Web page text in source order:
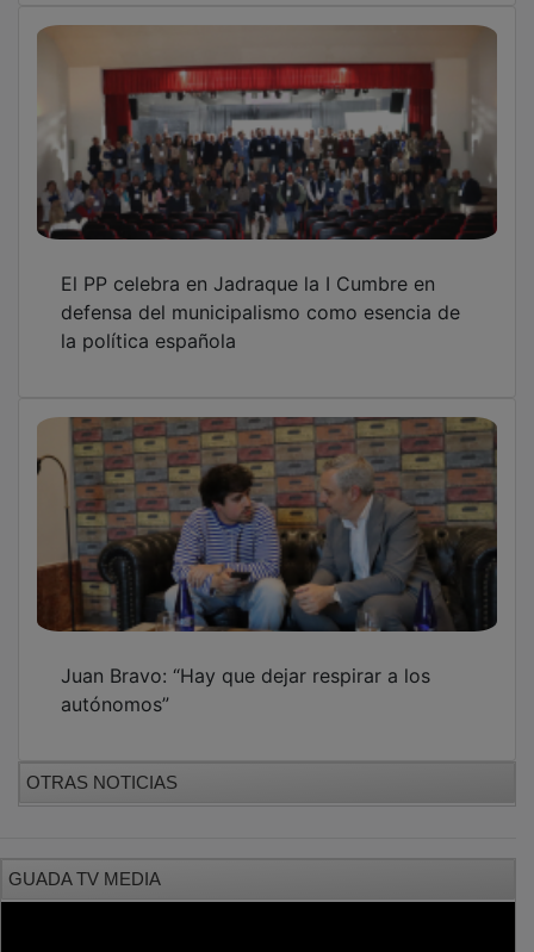
Juan Bravo: “Hay que dejar respirar a los
autónomos”
PUBLICIDAD